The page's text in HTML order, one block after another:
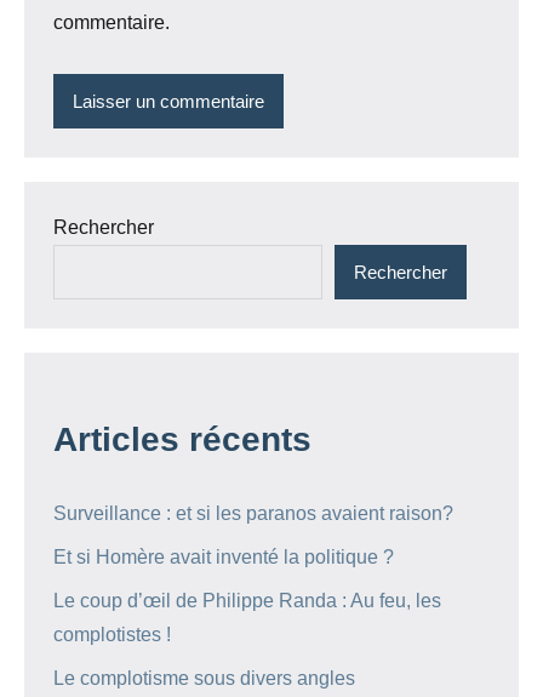
commentaire.
Rechercher
Rechercher
Articles récents
Surveillance : et si les paranos avaient raison?
Et si Homère avait inventé la politique ?
Le coup d’œil de Philippe Randa : Au feu, les
complotistes !
Le complotisme sous divers angles